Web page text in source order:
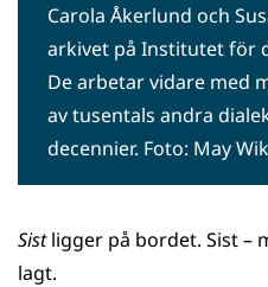
Carola Åkerlund och
arkivet på Institutet för
De arbetar vidare med
av tusentals andra
decennier. Foto: May
Sistligger på bordet. Sist –
lagt.